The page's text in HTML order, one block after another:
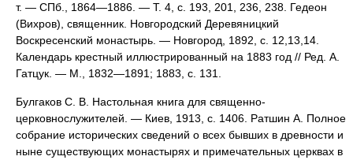
т. — СПб., 1864—1886. — Т. 4, с. 193, 201, 236, 238. Гедеон
(Вихров), священник. Новгородский Деревяницкий
Воскресенский монастырь. — Новгород, 1892, с. 12,13,14.
Календарь крестный иллюстрированный на 1883 год // Ред. А.
Гатцук. — М., 1832—1891; 1883, с. 131.
Булгаков С. В. Настольная книга для священно-
церковнослужителей. — Киев, 1913, с. 1406. Ратшин А. Полное
собрание исторических сведений о всех бывших в древности и
ныне существующих монастырях и примечательных церквах в